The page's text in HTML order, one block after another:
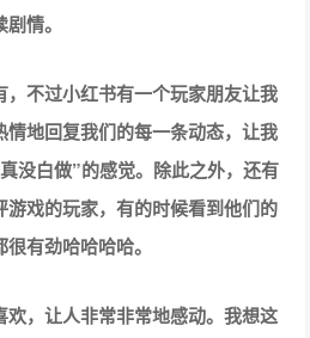
情。
不过小红书有一个玩家朋友让我
地回复我们的每一条动态，让我
没白做”的感觉。除此之外，还有
戏的玩家，有的时候看到他们的
有劲哈哈哈哈。
，让人非常非常地感动。我想这